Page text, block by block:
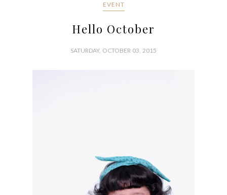
EVENT
Hello October
SATURDAY, OCTOBER 03, 2015